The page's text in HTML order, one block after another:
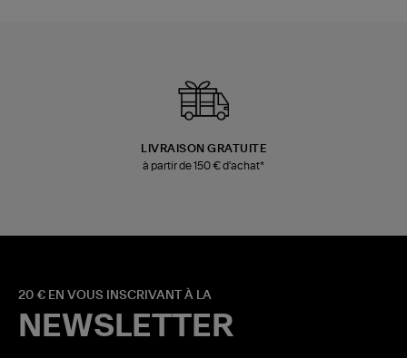
LIVRAISON GRATUITE
à partir de 150 € d'achat*
20 € EN VOUS INSCRIVANT À LA
NEWSLETTER